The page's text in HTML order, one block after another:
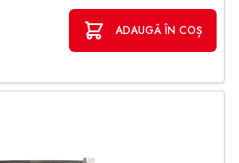
ADAUGĂ ÎN COȘ